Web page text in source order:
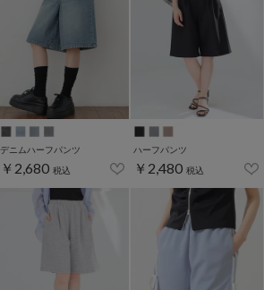
デニムハーフパンツ
￥2,680 税込
ハーフパンツ
￥2,480 税込